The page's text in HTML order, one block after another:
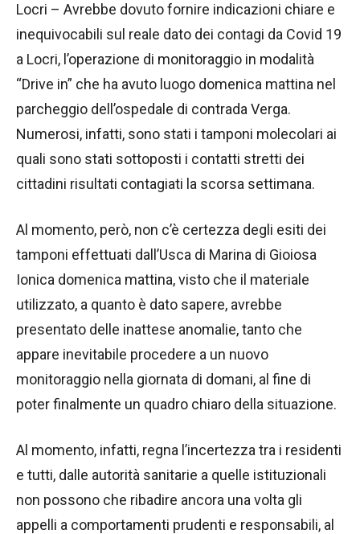
Locri – Avrebbe dovuto fornire indicazioni chiare e
inequivocabili sul reale dato dei contagi da Covid 19
a Locri, l’operazione di monitoraggio in modalità
“Drive in” che ha avuto luogo domenica mattina nel
parcheggio dell’ospedale di contrada Verga.
Numerosi, infatti, sono stati i tamponi molecolari ai
quali sono stati sottoposti i contatti stretti dei
cittadini risultati contagiati la scorsa settimana.
Al momento, però, non c’è certezza degli esiti dei
tamponi effettuati dall’Usca di Marina di Gioiosa
Ionica domenica mattina, visto che il materiale
utilizzato, a quanto è dato sapere, avrebbe
presentato delle inattese anomalie, tanto che
appare inevitabile procedere a un nuovo
monitoraggio nella giornata di domani, al fine di
poter finalmente un quadro chiaro della situazione.
Al momento, infatti, regna l’incertezza tra i residenti
e tutti, dalle autorità sanitarie a quelle istituzionali
non possono che ribadire ancora una volta gli
appelli a comportamenti prudenti e responsabili, al